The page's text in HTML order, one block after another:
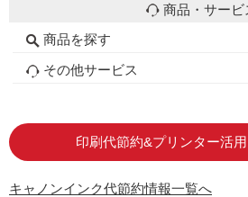
商品・サービ
商品を探す
初心者用セット
キャノンインク
エプソンインク
ブラザーインク
詰め替えインク
互換インクボトル
互換インクカートリッジ
再生インクカートリッジ
トナーカートリッジ
その他サービス
印刷代節約&プリンター活
キャノンインク代節約情報一覧へ